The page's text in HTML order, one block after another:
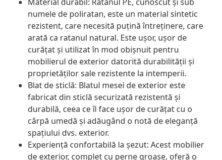
numele de poliratan, este un material sintetic
rezistent, care necesită puțină întreținere, care
arată ca ratanul natural. Este ușor, ușor de
curățat și utilizat în mod obișnuit pentru
mobilierul de exterior datorită durabilității și
proprietăților sale rezistente la intemperii.
Blat de sticlă: Blatul mesei de exterior este
fabricat din sticlă securizată rezistentă și
durabilă, ceea ce îl face ușor de curățat cu o
cârpă umedă și adăugând o notă de eleganță
spațiului dvs. exterior.
Experiență confortabilă la șezut: Acest mobilier
de exterior, complet cu perne groase, oferă o